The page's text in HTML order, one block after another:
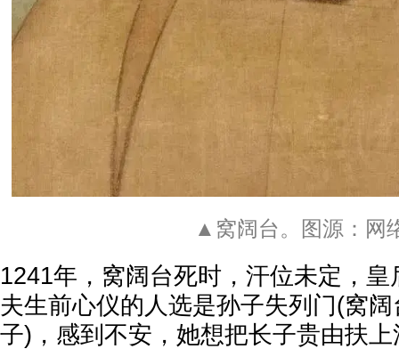
▲窝阔台。图源：网
1241年，窝阔台死时，汗位未定，
夫生前心仪的人选是孙子失列门(窝
子)，感到不安，她想把长子贵由扶